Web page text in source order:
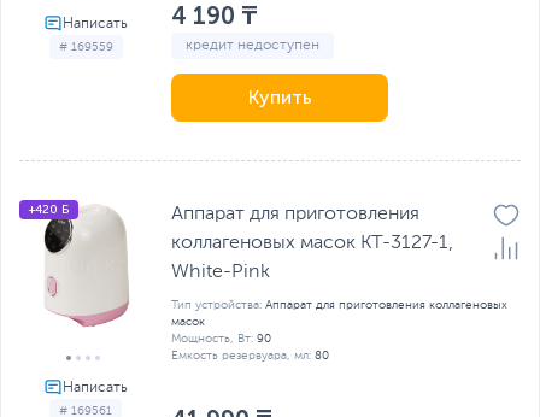
# 169559
4 190 ₸
кредит недоступен
Купить
# 169561
+420 Б
Аппарат для приготовления
коллагеновых масок КТ-3127-1,
White-Pink
Тип устройства: Аппарат для приготовления коллагеновых
масок
Мощность, Вт: 90
Емкость резервуара, мл: 80